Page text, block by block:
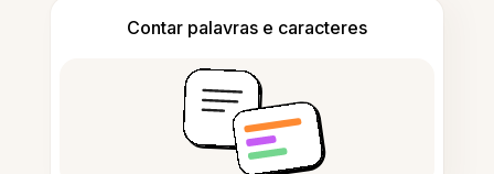
Contar palavras e caracteres